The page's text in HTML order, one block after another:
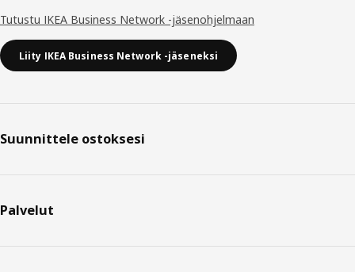
Tutustu IKEA Business Network -jäsenohjelmaan
Liity IKEA Business Network -jäseneksi
Suunnittele ostoksesi
Palvelut